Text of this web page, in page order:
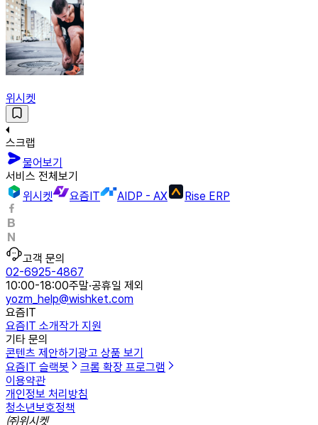
위시켓
스크랩
물어보기
서비스 전체보기
위시켓
요즘IT AIDP - AX Rise ERP
고객 문의
02-6925-4867
10:00-18:00주말·공휴일 제외
yozm_help@wishket.com
요즘IT
요즘IT 소개작가 지원
기타 문의
콘텐츠 제안하기 광고 상품 보기
요즘IT 슬랙봇
크롬 확장 프로그램
이용약관
개인정보 처리방침
청소년보호정책
㈜위시켓